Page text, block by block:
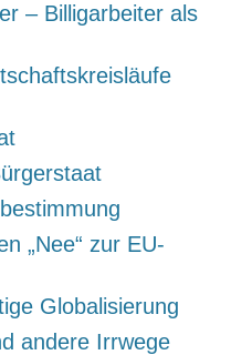
– Billigarbeiter als
„Nee“ zur EU-
Globalisierung
andere Irrwege